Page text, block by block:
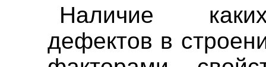
Наличие
дефектов в